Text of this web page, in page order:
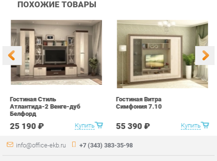
Купить
Гостиная Стиль
Атлантида-2 Венге-дуб
Белфорд
25 190 ₽ Купить
Симфония 7.10
55 390 ₽
info@office-ekb.ru +7 (343) 383-35-98
КАТАЛОГ
Коллекции
Столы и Тумбы
Стулья и Кресла
Шкафы и стеллажи
ИНФОРМАЦИЯ
Контакты
Дизайн
Доставка и Оплата